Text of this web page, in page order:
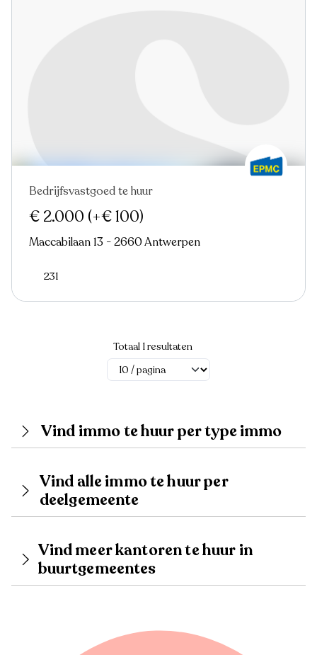
Nieuw
Bedrijfsvastgoed te huur
€ 2.000 (+€ 100)
Maccabilaan 13 - 2660 Antwerpen
231
Totaal 1 resultaten
Vind immo te huur per type immo
Vind alle immo te huur per
deelgemeente
Vind meer kantoren te huur in
buurtgemeentes